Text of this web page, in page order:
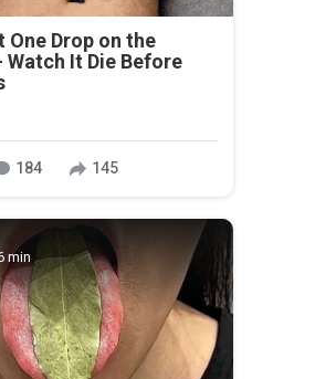
One Drop on the
Watch It Die Before
184 145
min